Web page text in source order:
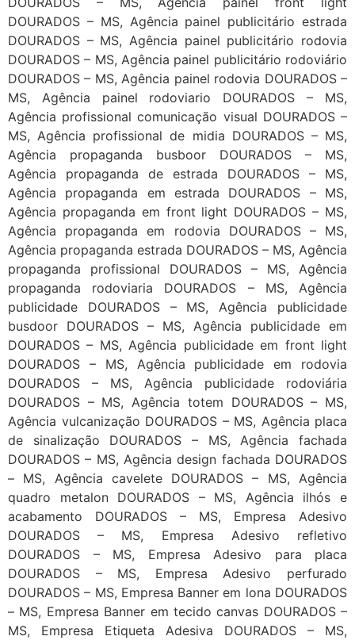
DOURADOS – MS, Agência painel publicitário estrada
DOURADOS – MS, Agência painel publicitário rodovia
DOURADOS – MS, Agência painel publicitário rodoviário
DOURADOS – MS, Agência painel rodovia DOURADOS –
MS, Agência painel rodoviario DOURADOS – MS,
Agência profissional comunicação visual DOURADOS –
MS, Agência profissional de midia DOURADOS – MS,
Agência propaganda busboor DOURADOS – MS,
Agência propaganda de estrada DOURADOS – MS,
Agência propaganda em estrada DOURADOS – MS,
Agência propaganda em front light DOURADOS – MS,
Agência propaganda em rodovia DOURADOS – MS,
Agência propaganda estrada DOURADOS – MS, Agência
propaganda profissional DOURADOS – MS, Agência
propaganda rodoviaria DOURADOS – MS, Agência
publicidade DOURADOS – MS, Agência publicidade
busdoor DOURADOS – MS, Agência publicidade em
DOURADOS – MS, Agência publicidade em front light
DOURADOS – MS, Agência publicidade em rodovia
DOURADOS – MS, Agência publicidade rodoviária
DOURADOS – MS, Agência totem DOURADOS – MS,
Agência vulcanização DOURADOS – MS, Agência placa
de sinalização DOURADOS – MS, Agência fachada
DOURADOS – MS, Agência design fachada DOURADOS
– MS, Agência cavelete DOURADOS – MS, Agência
quadro metalon DOURADOS – MS, Agência ilhós e
acabamento DOURADOS – MS, Empresa Adesivo
DOURADOS – MS, Empresa Adesivo refletivo
DOURADOS – MS, Empresa Adesivo para placa
DOURADOS – MS, Empresa Adesivo perfurado
DOURADOS – MS, Empresa Banner em lona DOURADOS
– MS, Empresa Banner em tecido canvas DOURADOS –
MS, Empresa Etiqueta Adesiva DOURADOS – MS,